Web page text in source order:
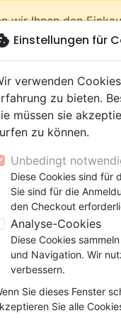
wir Ihnen den
Neuheiten
Testamente
(Religion,
Wachstum
Gemeinde
Gemeinde
Ehe
9 Jahre
Jahre
Latino, Folk
Soul
Konferenz
Geistliches
Autor :
Artikel-
Einstellungen für
verwenden
zu bieten.
müssen sie
zu können.
Unbedingt
Diese Cookies sind für
Sie sind für die
den Checkout
Analyse-Cookies
Diese Cookies
und Navigation. Wir
verbessern.
Sie dieses Fenster
Sie alle